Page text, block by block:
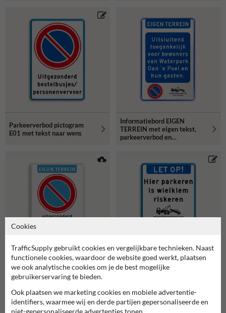
Parkeerverbod pictogram
E01 met tekst naar wens
Informatiebord EIGEN
TERREIN met eigen tekst,
parkeerverbod en
Parkeerverbodsbord met
pictogram en tekst in
huisstijl
Informatiebord LET OP met
tekst en pictogram Hier
riskeren
Cookies
TrafficSupply gebruikt cookies en vergelijkbare technieken. Naast
functionele cookies, waardoor de website goed werkt, plaatsen
we ook analytische cookies om je de best mogelijke
gebruikerservaring te bieden.
Ook plaatsen we marketing cookies en mobiele advertentie-
identifiers, waarmee wij en derde partijen gepersonaliseerde en
niet-gepersonaliseerde advertenties tonen